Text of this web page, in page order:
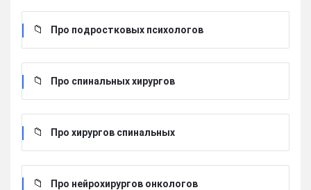
Про подростковых психологов
Про спинальных хирургов
Про хирургов cпинальных
Про нейрохирургов онкологов